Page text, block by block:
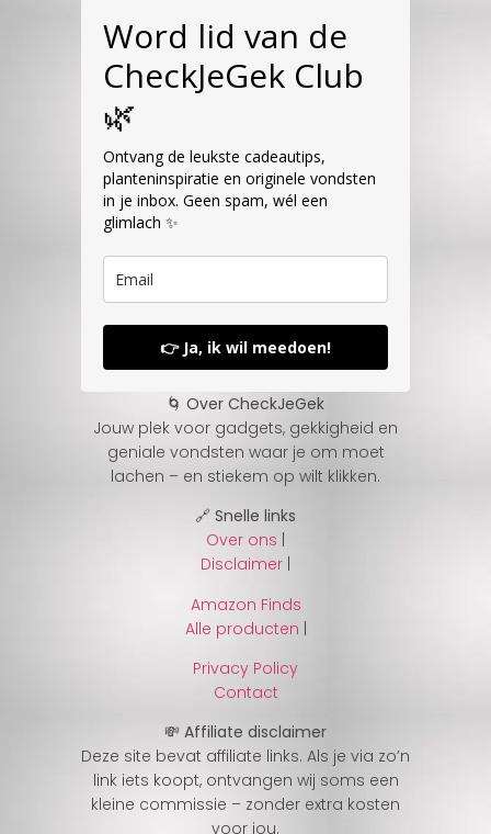
Word lid van de
CheckJeGek Club
🌿
Ontvang de leukste cadeautips,
planteninspiratie en originele vondsten
in je inbox. Geen spam, wél een
glimlach ✨
👉 Ja, ik wil meedoen!
🌀 Over CheckJeGek
Jouw plek voor gadgets, gekkigheid en
geniale vondsten waar je om moet
lachen – en stiekem op wilt klikken.
🔗 Snelle links
Over ons
Disclaimer
Amazon Finds
Alle producten |
Privacy Policy
Contact
💸 Affiliate disclaimer
Deze site bevat affiliate links. Als je via zo’n
link iets koopt, ontvangen wij soms een
kleine commissie – zonder extra kosten
voor jou.